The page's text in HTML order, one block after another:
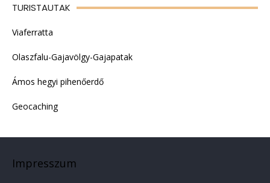
TURISTAUTAK
Viaferratta
Olaszfalu-Gajavölgy-Gajapatak
Ámos hegyi pihenőerdő
Geocaching
Impresszum